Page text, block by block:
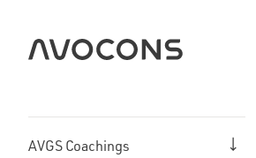
springen
AVGS Coachings